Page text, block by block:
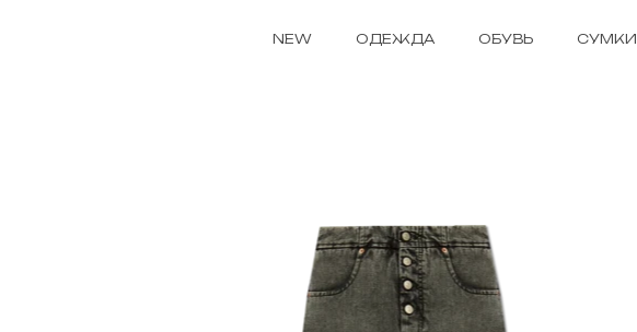
NEW ОДЕЖДА ОБУВЬ СУМКИ